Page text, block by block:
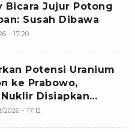
Bicara Jujur Potong
Susah Dibawa
- 17:20
Potensi Uranium
ke Prabowo,
Disiapkan
2026 - 17:12